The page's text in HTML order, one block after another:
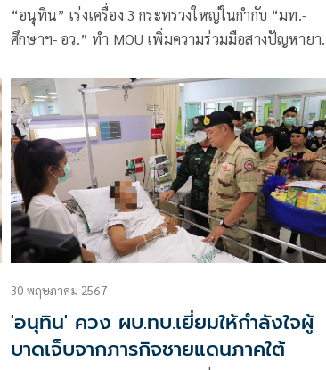
“อนุทิน” เร่งเครื่อง 3 กระทรวงใหญ่ในกำกับ “มท.-
ศึกษาฯ- อว.” ทำ MOU เพิ่มความร่วมมือสางปัญหายา
30 พฤษภาคม 2567
'อนุทิน' ควง ผบ.ทบ.เยี่ยมให้กำลังใจผู้
บาดเจ็บจากภารกิจชายแดนภาคใต้